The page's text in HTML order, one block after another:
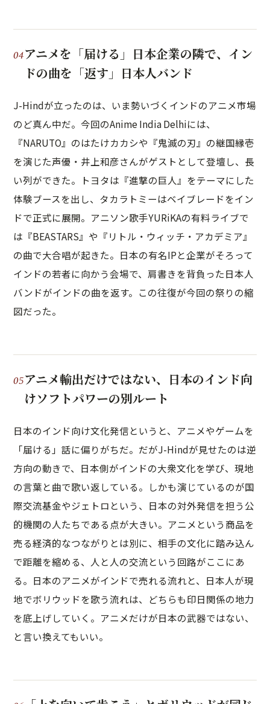
アニメを「届ける」日本企業の隣で、イン
ドの曲を「返す」日本人バンド
J-Hindが立ったのは、いま勢いづくインドのアニメ市場
のど真ん中だ。今回のAnime India Delhiには、
『NARUTO』のはたけカカシや『鬼滅の刃』の継国縁壱
を演じた声優・井上和彦さんがゲストとして登壇し、長
い列ができた。トヨタは『進撃の巨人』をテーマにした
体験ブースを出し、タカラトミーはベイブレードをイン
ドで正式に展開。アニソン歌手YURiKAの有料ライブで
は『BEASTARS』や『リトル・ウィッチ・アカデミア』
の曲で大合唱が起きた。日本の有名IPと企業がそろって
インドの若者に向かう会場で、肩書きを背負った日本人
バンドがインドの曲を返す。この往復が今回の祭りの縮
図だった。
アニメ輸出だけではない、日本のインド向
けソフトパワーの別ルート
日本のインド向け文化発信というと、アニメやゲームを
「届ける」話に偏りがちだ。だがJ-Hindが見せたのは逆
方向の動きで、日本側がインドの大衆文化を学び、現地
の言葉と曲で歌い返している。しかも演じているのが国
際交流基金やジェトロという、日本の対外発信を担う公
的機関の人たちである点が大きい。アニメという商品を
売る経済的なつながりとは別に、相手の文化に踏み込ん
で距離を縮める、人と人の交流という回路がここにあ
る。日本のアニメがインドで売れる流れと、日本人が現
地でボリウッドを歌う流れは、どちらも印日関係の地力
を底上げしていく。アニメだけが日本の武器ではない、
と言い換えてもいい。